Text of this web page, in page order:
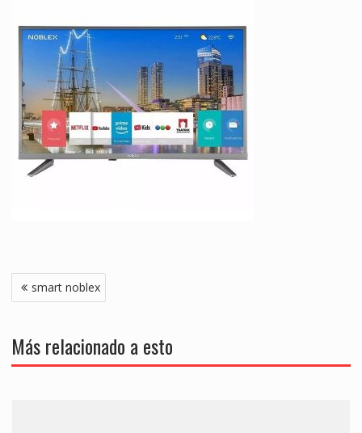
Navegación
de
smart noblex
Más relacionado a esto